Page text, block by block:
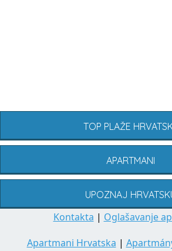
TOP PLAŽE
APARTMANI
UPOZNAJ
Kontakta | Oglašavanje
Apartmani Hrvatska |